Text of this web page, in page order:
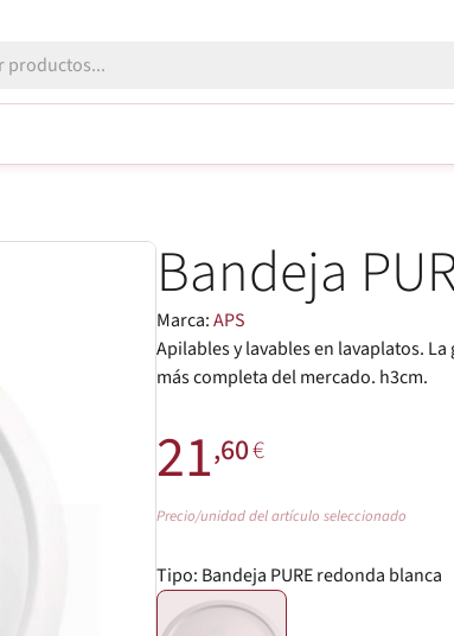
Bandeja
Marca:APS
Apilables y lavables en lavaplatos.
más completa del mercado. h3cm.
21,60€
Precio/unidad del artículo seleccionado
Tipo: Bandeja PURE redonda blanca